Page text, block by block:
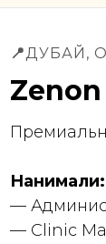
📍ДУБАЙ,
Нанимали:
—
— Clinic